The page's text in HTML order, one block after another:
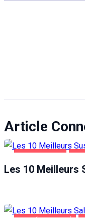
Article
Les 10 Meilleurs